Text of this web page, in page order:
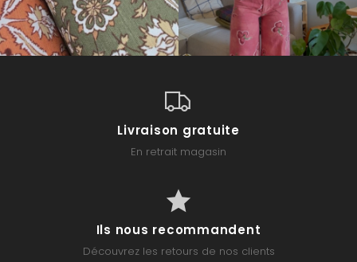
Livraison gratuite
En retrait magasin
Ils nous recommandent
Découvrez les retours de nos clients